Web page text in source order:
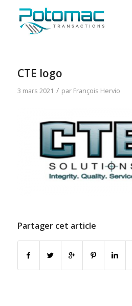
CTE logo
3 mars 2021 / par François Hervio
Partager cet article